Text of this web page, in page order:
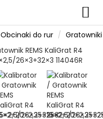
Obcinaki do rur Gratowniki